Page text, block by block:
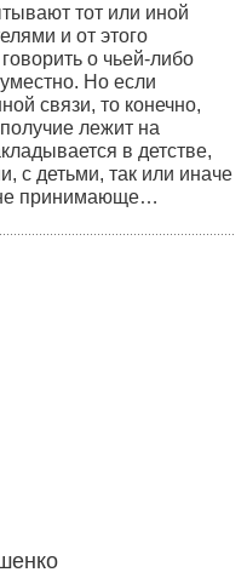
тот или иной
и от этого
о чьей-либо
Но если
связи, то конечно,
лежит на
в детстве,
с детьми, так или иначе
не принимающе…